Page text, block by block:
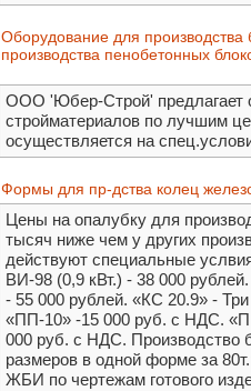
Оборудование для
производства пенобетонных
ООО 'Юбер-Строй' предлагает
стройматериалов по лучшим
осуществляется на
Формы для пр-дства колец
Цены на опалубку для
тысяч ниже чем у других
действуют специальные
ВИ-98 (0,9 кВт.) - 38 000
- 55 000 рублей. «КС 20.9» -
«ПП-10» -15 000 руб. с НДС.
000 руб. с НДС. Производство
размеров в одной форме за
ЖБИ по чертежам готового